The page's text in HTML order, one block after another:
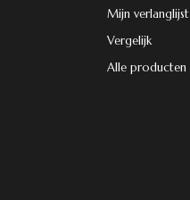
Mijn verlanglijst
Vergelijk
Alle producten